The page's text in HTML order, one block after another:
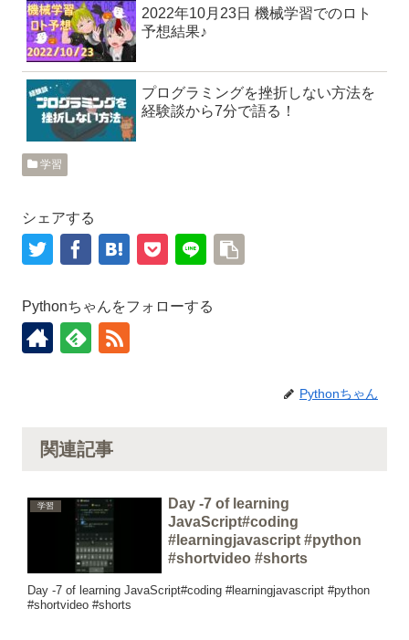
2022年10月23日 機械学習でのロト
予想結果♪
プログラミングを挫折しない方法を
経験談から7分で語る！
学習
シェアする
Pythonちゃんをフォローする
Pythonちゃん
関連記事
学習
Day -7 of learning
JavaScript#coding
#learningjavascript #python
#shortvideo #shorts
Day -7 of learning JavaScript#coding #learningjavascript #python
#shortvideo #shorts